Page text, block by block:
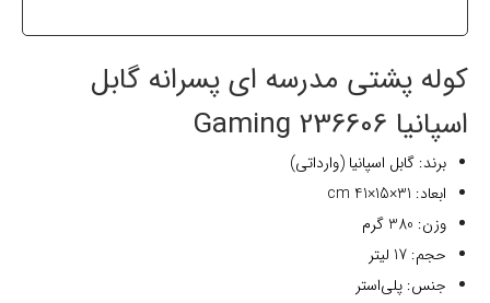
کوله پشتی مدرسه ای پسرانه گابل
اسپانیا Gaming 236606
برند: گابل اسپانیا (وارداتی)
ابعاد: 31×15×41 cm
وزن: 380 گرم
حجم: 17 لیتر
جنس: پلی‌استر